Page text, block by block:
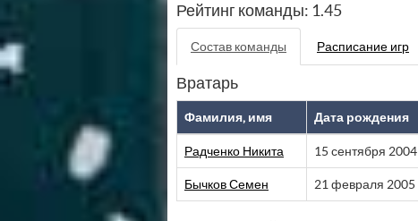
Рейтинг команды: 1.45
Состав команды Расписание игр
Вратарь
Фамилия, имя Дата рождения
Радченко Никита 15 сентября 2004
Бычков Семен 21 февраля 2005